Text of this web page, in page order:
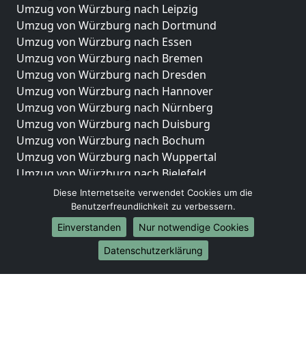
Umzug von Würzburg nach Leipzig
Umzug von Würzburg nach Dortmund
Umzug von Würzburg nach Essen
Umzug von Würzburg nach Bremen
Umzug von Würzburg nach Dresden
Umzug von Würzburg nach Hannover
Umzug von Würzburg nach Nürnberg
Umzug von Würzburg nach Duisburg
Umzug von Würzburg nach Bochum
Umzug von Würzburg nach Wuppertal
Umzug von Würzburg nach Bielefeld
Umzug von Würzburg nach Bonn
Umzug von Würzburg nach Münster
Internationale-Umzüge
Umzug von Würzburg nach Brasilien
Umzug von Würzburg nach Brunei Darussalam
Diese Internetseite verwendet Cookies um die
Benutzerfreundlichkeit zu verbessern.
Einverstanden
Nur notwendige Cookies
Datenschutzerklärung